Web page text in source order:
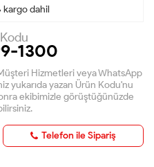
kargo dahil
1300
Hizmetleri veya WhatsApp
yukarıda yazan Ürün Kodu'nu
ekibimizle görüştüğünüzde
Telefon ile Sipariş